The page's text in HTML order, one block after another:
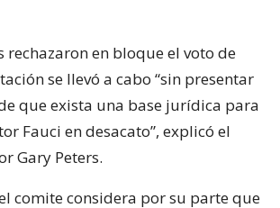
rechazaron en bloque el voto de
se llevó a cabo “sin presentar
que exista una base jurídica para
Fauci en desacato”, explicó el
Gary Peters.
comite considera por su parte que